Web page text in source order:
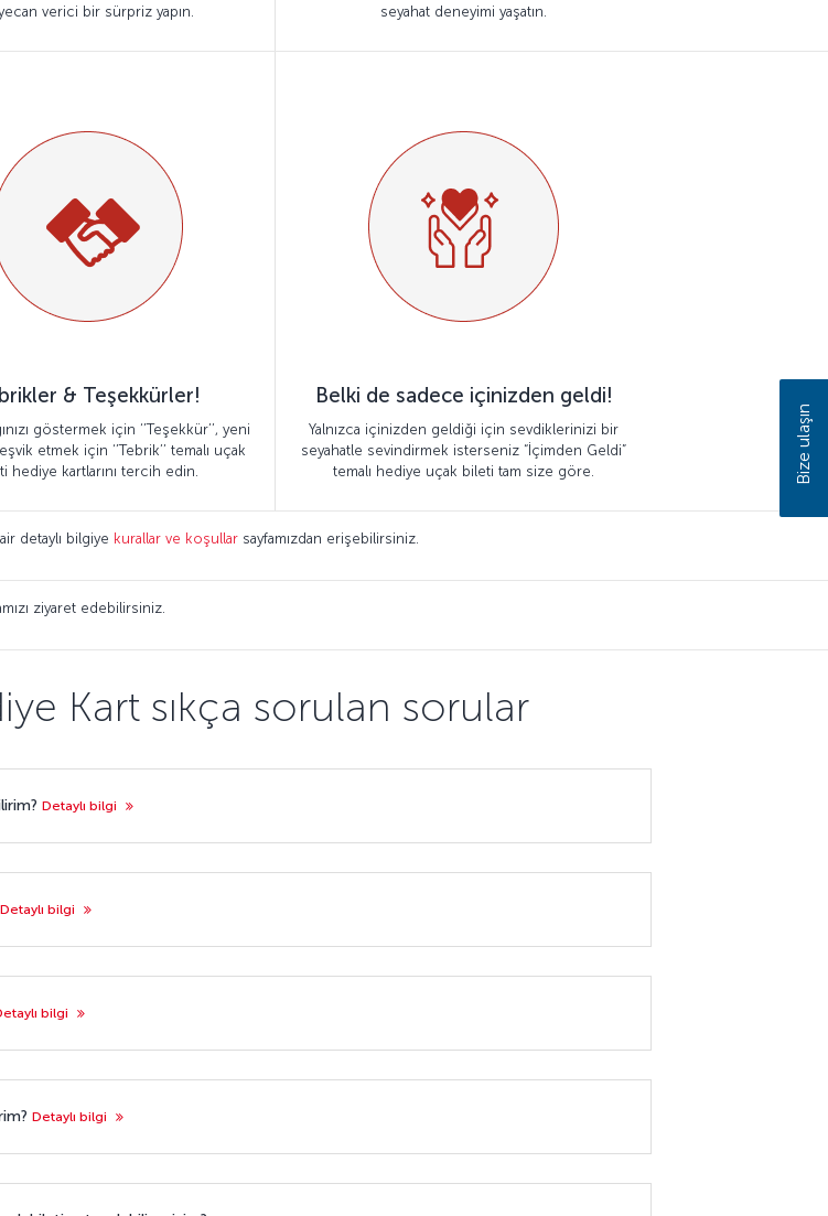
verici bir sürpriz yapın.
seyahat deneyimi yaşatın.
& Teşekkürler!
göstermek için ‘’Teşekkür’’, yeni
etmek için ‘’Tebrik’’ temalı uçak
hediye kartlarını tercih edin.
Belki de sadece içinizden geldi!
Yalnızca içinizden geldiği için sevdiklerinizi bir
seyahatle sevindirmek isterseniz “İçimden Geldi”
temalı hediye uçak bileti tam size göre.
detaylı bilgiye kurallar ve koşullar sayfamızdan erişebilirsiniz.
ziyaret edebilirsiniz.
Kart sıkça sorulan sorular
Detaylı bilgi
Detaylı bilgi
bilgi
Detaylı bilgi
Bize ulaşın